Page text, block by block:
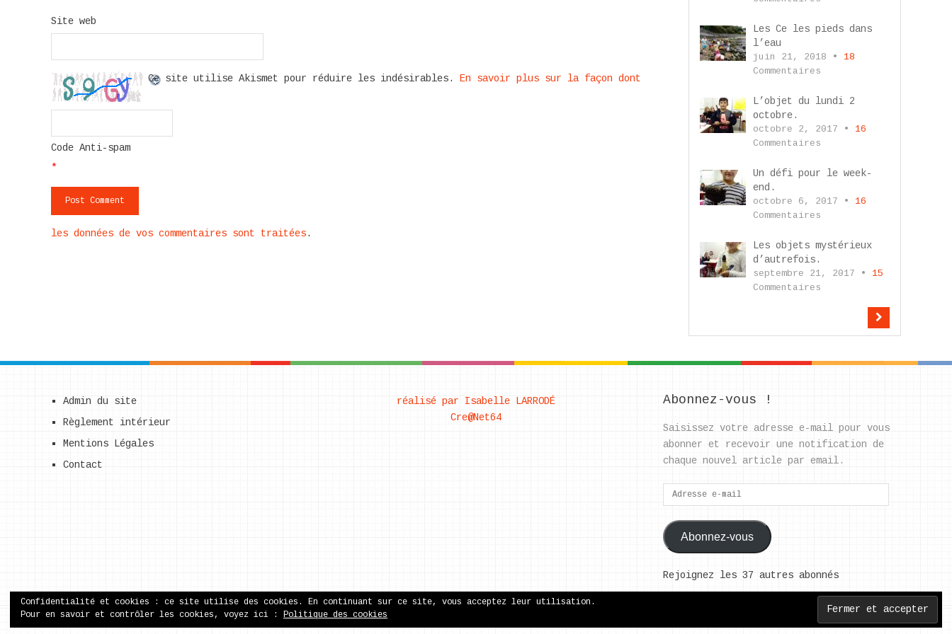
Site web
Code Anti-spam
*
Ce site utilise Akismet pour réduire les indésirables. En savoir plus sur la façon dont
les données de vos commentaires sont traitées.
Les Ce les pieds dans
l’eau
juin 21, 2018 • 18
Commentaires
L’objet du lundi 2
octobre.
octobre 2, 2017 • 16
Commentaires
Un défi pour le week-
end.
octobre 6, 2017 • 16
Commentaires
Les objets mystérieux
d’autrefois.
septembre 21, 2017 • 15
Commentaires
Admin du site
Règlement intérieur
Mentions Légales
Contact
réalisé par Isabelle LARRODÉ
Cre@Net64
Abonnez-vous !
Saisissez votre adresse e-mail pour vous
abonner et recevoir une notification de
chaque nouvel article par email.
Adresse
e-
mail
Abonnez-vous
Rejoignez les 37 autres abonnés
Copyright © 2026. Back to Top
Confidentialité et cookies : ce site utilise des cookies. En continuant sur ce site, vous acceptez leur utilisation.
Pour en savoir et contrôler les cookies, voyez ici : Politique des cookies